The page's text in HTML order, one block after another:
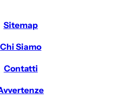
Sitemap
Chi Siamo
Contatti